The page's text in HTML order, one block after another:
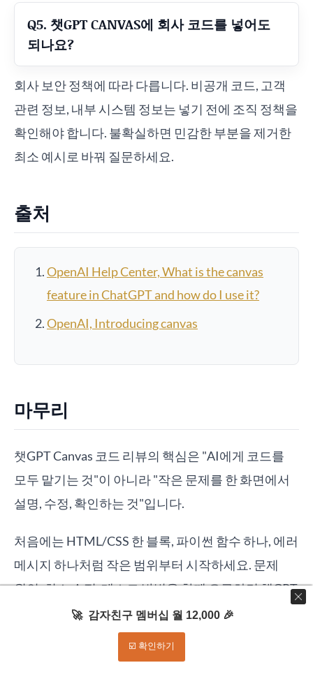
Q5. 챗GPT CANVAS에 회사 코드를 넣어도
되나요?
회사 보안 정책에 따라 다릅니다. 비공개 코드, 고객
관련 정보, 내부 시스템 정보는 넣기 전에 조직 정책을
확인해야 합니다. 불확실하면 민감한 부분을 제거한
최소 예시로 바꿔 질문하세요.
출처
OpenAI Help Center, What is the canvas
feature in ChatGPT and how do I use it?
OpenAI, Introducing canvas
마무리
챗GPT Canvas 코드 리뷰의 핵심은 "AI에게 코드를
모두 맡기는 것"이 아니라 "작은 문제를 한 화면에서
설명, 수정, 확인하는 것"입니다.
처음에는 HTML/CSS 한 블록, 파이썬 함수 하나, 에러
메시지 하나처럼 작은 범위부터 시작하세요. 문제
원인, 최소 수정, 테스트 방법을 함께 요구하면 챗GPT
Canvas는 초보자에게도 꽤 실용적인 코드 검토
🚀 감자친구 멤버십 월 12,000 🎉
☑️ 확인하기